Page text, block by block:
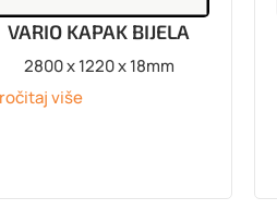
VARIO KAPAK BIJELA
2800 x 1220 x 18mm
više